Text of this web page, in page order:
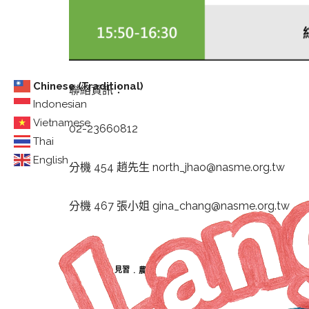
Chinese (Traditional)
Indonesian
Vietnamese
Thai
English
聯絡資訊：
02-23660812
分機 454 趙先生 north_jhao@nasme.org.tw
分機 467 張小姐 gina_chang@nasme.org.tw
TAGS : 見習 農場 農業部